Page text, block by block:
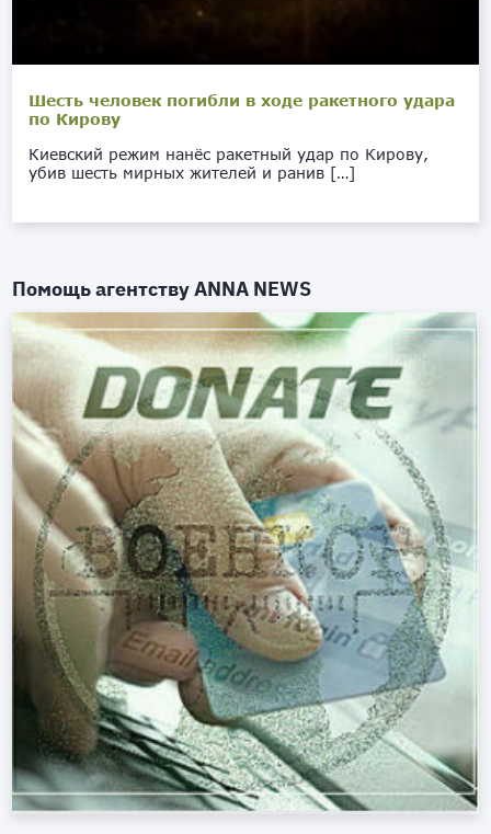
Шесть человек погибли в ходе ракетного удара
по Кирову
Киевский режим нанёс ракетный удар по Кирову,
убив шесть мирных жителей и ранив […]
Помощь агентствуANNA NEWS